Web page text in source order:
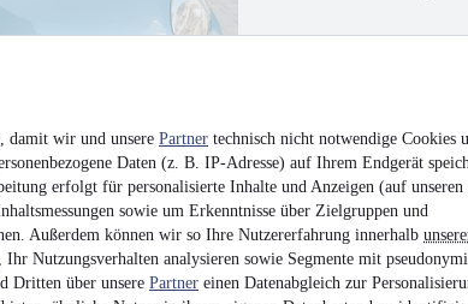
wir und unsere Partner technisch nicht notwendige Cookies
Daten (z. B. IP-Adresse) auf Ihrem Endgerät
erfolgt für personalisierte Inhalte und Anzeigen (auf
sowie um Erkenntnisse über Zielgruppen und
Außerdem können wir so Ihre Nutzererfahrung innerhalb
Ihr Nutzungsverhalten analysieren sowie Segmente mit
Dritten über unsere Partner einen Datenabgleich zur
1.400 €
MINI ONE Mini One